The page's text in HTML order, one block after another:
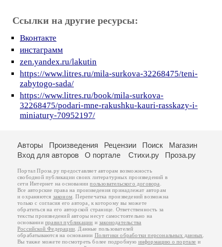
Ссылки на другие ресурсы:
Вконтакте
инстаграмм
zen.yandex.ru/lakutin
https://www.litres.ru/mila-surkova-32268475/teni-
zabytogo-sada/
https://www.litres.ru/book/mila-surkova-
32268475/podari-mne-rakushku-kauri-rasskazy-i-
miniatury-70952197/
Авторы Произведения Рецензии Поиск
Магазин
Вход для авторов
О портале Стихи.ру Проза.ру
Портал Проза.ру предоставляет авторам возможность
свободной публикации своих литературных произведений в
сети Интернет на основаниипользовательского договора
Все авторские права на произведения принадлежат авторам
и охраняются законом . Перепечатка произведений возможна
только с согласия его автора, к которому вы можете
обратиться на его авторской странице. Ответственность за
тексты произведений авторы несут самостоятельно на
основанииправил публикации изаконодательства
Российской Федерации . Данные пользователей
обрабатываются на основании Политики обработки персональных данных
Вы также можете посмотреть более подробную информацию о портале и